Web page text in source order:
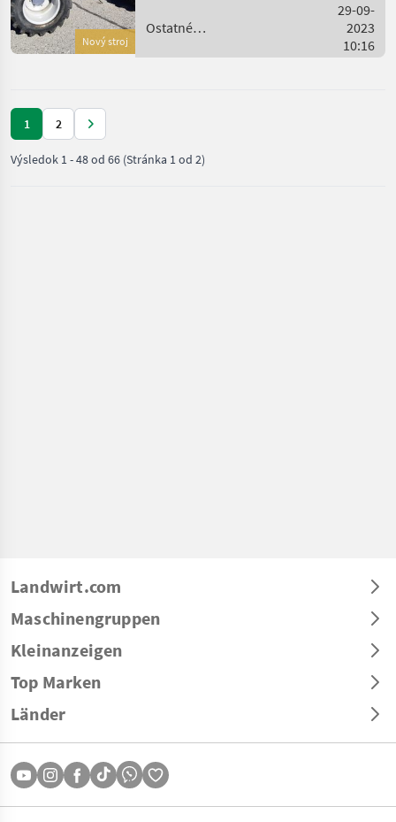
Nový stroj
Hydraulischer Verriegelung,
Ostatné
stroje / Eurotrac
29-09-
2023
10:16
1 2
Výsledok 1-48od 66 (Stránka 1 od 2)
Landwirt.com
Maschinengruppen
Kleinanzeigen
Top Marken
Länder